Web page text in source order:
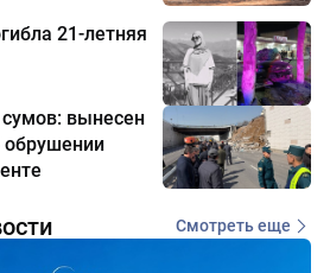
21-летняя
вынесен
обрушении
Смотреть еще